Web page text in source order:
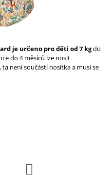
je určeno pro děti od 7 kgdo
do 4 měsíců lze nosit
není součástí nosítka a musí se